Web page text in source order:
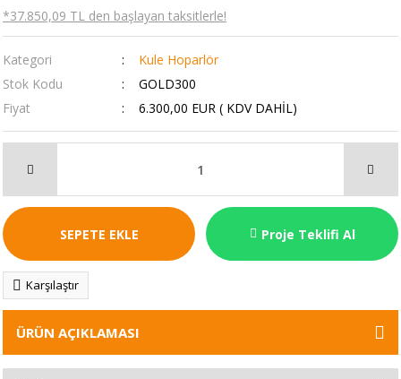
*37.850,09 TL den başlayan taksitlerle!
Kategori
Kule Hoparlör
Stok Kodu
GOLD300
Fiyat
6.300,00 EUR ( KDV DAHİL)
SEPETE EKLE Proje Teklifi Al
Karşılaştır
ÜRÜN AÇIKLAMASI